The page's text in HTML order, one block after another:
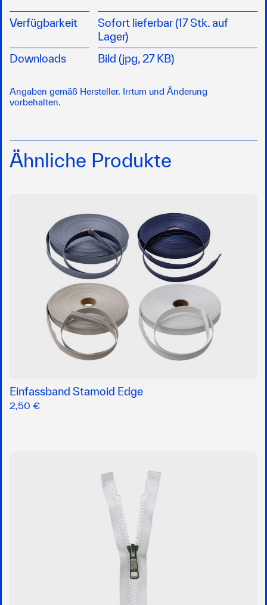
Verfügbarkeit
Sofort lieferbar (17 Stk. auf
Lager)
Downloads
Bild (jpg, 27 KB)
Angaben gemäß Hersteller. Irrtum und Änderung
vorbehalten.
Ähnliche Produkte
Einfassband Stamoid Edge
2,50 €